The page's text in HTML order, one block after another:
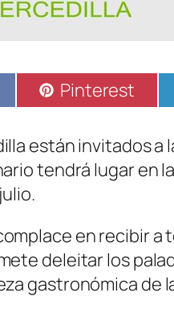
Compartir
en
Pinterest
están invitados a
tendrá lugar en
en recibir a
deleitar los
gastronómica de